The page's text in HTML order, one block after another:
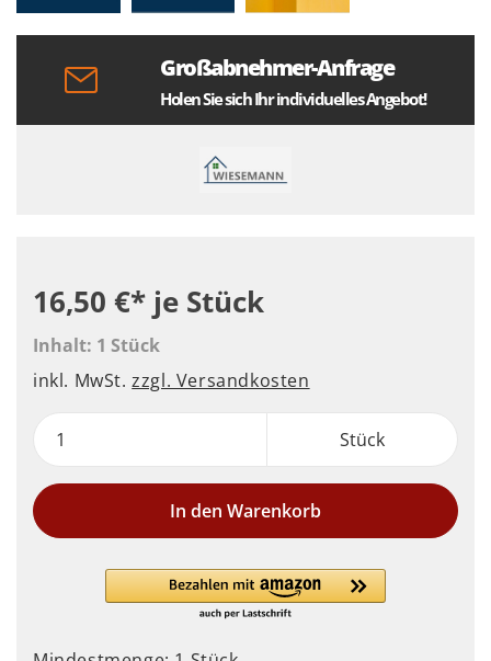
Großabnehmer-Anfrage
Holen Sie sich Ihr individuelles Angebot!
16,50 €* je Stück
Inhalt: 1 Stück
inkl. MwSt.zzgl. Versandkosten
Stück
In den Warenkorb